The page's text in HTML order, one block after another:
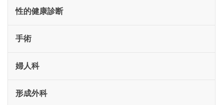
性的健康診断
手術
婦人科
形成外科